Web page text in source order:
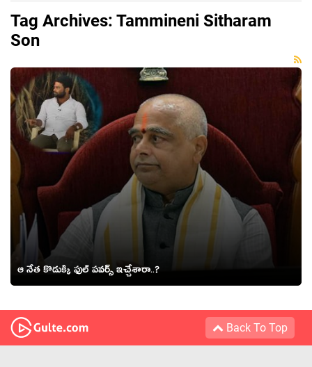
Tag Archives: Tammineni Sitharam
Son
ఆ నేత కొడుక్కి ఫుల్ ప‌వ‌ర్స్ ఇచ్చేశారా..?
Back To Top